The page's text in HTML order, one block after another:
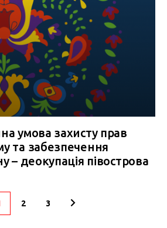
умова захисту прав
та забезпечення
– деокупація півострова
2 3